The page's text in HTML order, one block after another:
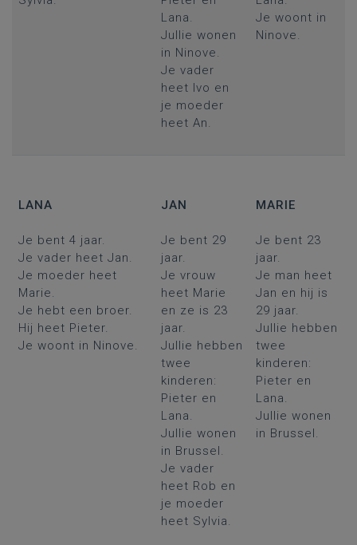
Lana.
Jullie wonen
in Ninove.
Je vader
heet Ivo en
je moeder
heet An.
Je woont in
Ninove.
LANA
Je bent 4 jaar.
Je vader heet Jan.
Je moeder heet
Marie.
Je hebt een broer.
Hij heet Pieter.
Je woont in Ninove.
JAN
Je bent 29
jaar.
Je vrouw
heet Marie
en ze is 23
jaar.
Jullie hebben
twee
kinderen:
Pieter en
Lana.
Jullie wonen
in Brussel.
Je vader
heet Rob en
je moeder
heet Sylvia.
MARIE
Je bent 23
jaar.
Je man heet
Jan en hij is
29 jaar.
Jullie hebben
twee
kinderen:
Pieter en
Lana.
Jullie wonen
in Brussel.